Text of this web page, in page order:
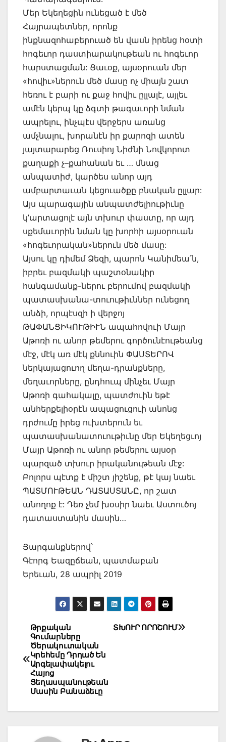
Մեր Եկեղեցին ունեցած է մեծ
Հայրապետներ, որոնք
ինքնազոհաբերուած են վասն իրենց հօտի
հոգեւոր դաստիարակութեան ու հոգեւոր
հարստացման: Ցաւօք, այսօրուան մեր
«հովիւ»ներուն մեծ մասը ոչ միայն շատ
հեռու է բարի ու քաջ հովիւ ըլլալէ, այլեւ
ամէն կերպ կը ձգտի թագաւորի նման
ապրելու, ինչպէս վերջերս առանց
ամչնալու, խորանէն իր քարոզի ատեն
յայտարարեց Ռուսիոյ Նիժնի Նովկորոտ
քաղաքի չ–քահանան եւ … մնաց
անպատիժ, կարծես անոր այդ
ամբարտաւան կեցուածքը բնական ըլլար:
Այս պարագային անպատժելիութիւնը
կ’արտացոլէ այն տխուր փաստը, որ այդ
սքեմաւորին նման կը խորհի այսօրուան
«հոգեւորական»ներուն մեծ մասը:
Այսու կը դիմեմ Ձեզի, պարոն Կանիմեա՛ն,
իբրեւ բազմակի պաշտօնակիր
հանգամանք-ներու բերումով բազմակի
պատասխանա-տուութիւններ ունեցող
անձի, որպէսզի ի վերջոյ
ԹԱՓԱՆՑԻԿՈՒԹԻՒՆ ապահովուի Մայր
Աթոռի ու անոր թեմերու գործունէութեանց
մէջ, մէկ առ մէկ քննուին ՓԱՍՏԵՐՈՎ
ներկայացուող մեղա-դրանքները,
մեղաւորները, ընդհուպ մինչեւ Մայր
Աթոռի գահակալը, պատժուին եթէ
անհերքելիօրէն ապացուցուի անոնց
դրժումը իրեց ուխտերուն եւ
պատասխանատուութիւնը մեր Եկեղեցւոյ
Մայր Աթոռի ու անոր թեմերու այսօր
պարզած տխուր իրականութեան մէջ:
Բոլորս պէտք է միշտ յիշենք, թէ կայ նաեւ
ՊԱՏՄՈՒԹԵԱՆ ԴԱՏԱՍՏԱՆԸ, որ շատ
անողոք է: Դեռ չեմ խօսիր նաեւ Աստուծոյ
դատաստանին մասին…
Յարգանքներով՝
Գէորգ Եազըճեան, պատմաբան
Երեւան, 28 ապրիլ 2019
Post
navigation
ՏԽՈՒՐ ՈՐՈՇՈՒՄ
Թրքական
Գումարները
Ծերակուտական
Կրեհեմը Դրդած Են
Արգելափակելու
Հայոց
Ցեղասպանութեան
Մասին Բանաձեւը